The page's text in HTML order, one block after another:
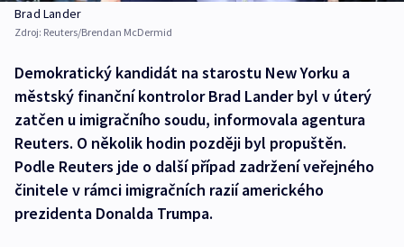
Brad Lander
Zdroj: Reuters/Brendan McDermid
Demokratický kandidát na starostu New Yorku a
městský finanční kontrolor Brad Lander byl v úterý
zatčen u imigračního soudu, informovala agentura
Reuters. O několik hodin později byl propuštěn.
Podle Reuters jde o další případ zadržení veřejného
činitele v rámci imigračních razií amerického
prezidenta Donalda Trumpa.